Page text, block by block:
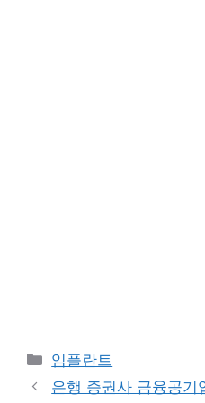
카
테
임플란트
은행 증권사 금융공기